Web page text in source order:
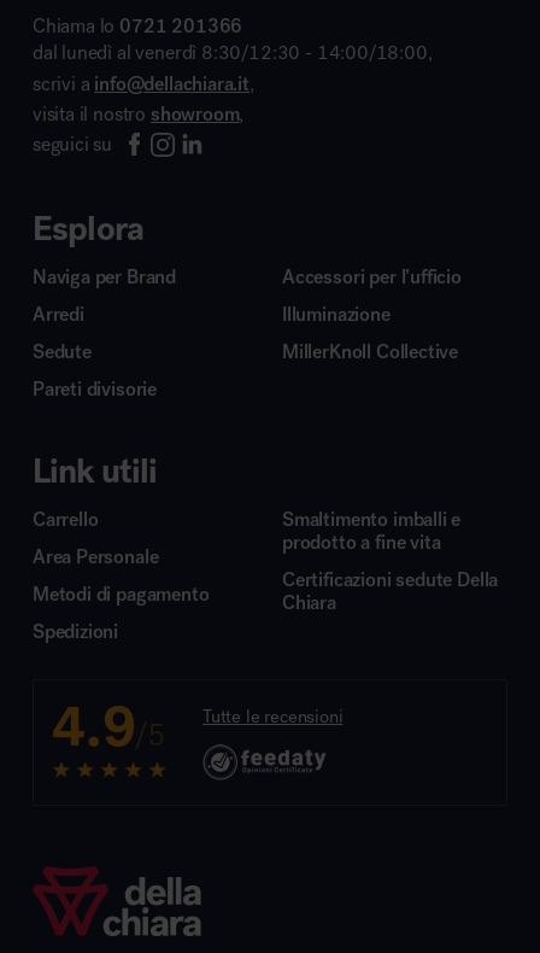
Chiama lo 0721 201366
dal lunedì al venerdì 8:30/12:30 - 14:00/18:00,
scrivi a info@dellachiara.it,
visita il nostro showroom,
seguici su
Esplora
Naviga per Brand
Arredi
Sedute
Pareti divisorie
Accessori per l’ufficio
Illuminazione
MillerKnoll Collective
Link utili
Carrello
Area Personale
Metodi di pagamento
Spedizioni
Smaltimento imballi e
prodotto a fine vita
Certificazioni sedute Della
Chiara
4.9/5 Tutte le recensioni